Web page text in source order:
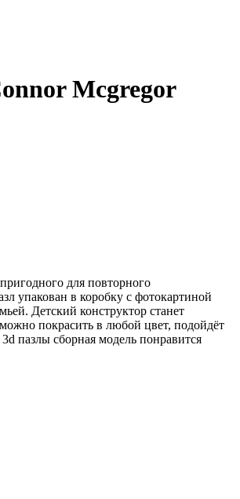
Mcgregor
для повторного
упакован в коробку с фотокартиной
Детский конструктор станет
покрасить в любой цвет, подойдёт
пазлы сборная модель понравится